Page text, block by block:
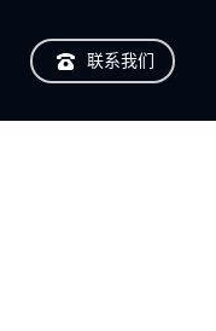
联系我们